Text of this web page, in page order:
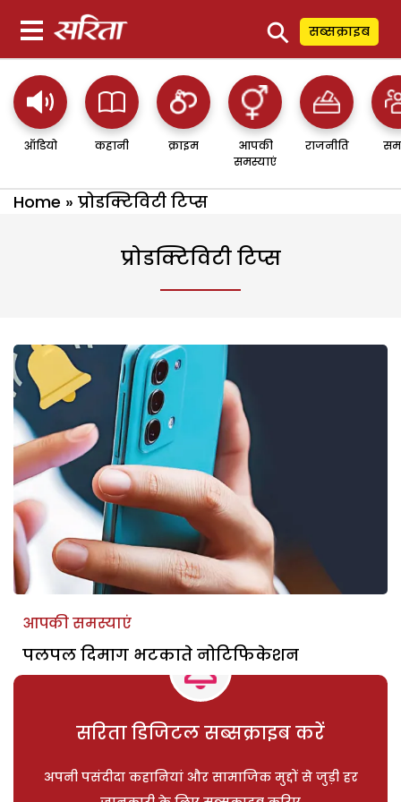
⚲ सब्सक्राइब
ऑडियो कहानी क्राइम
आपकी
समस्याएं
राजनीति
Home » प्रोडक्टिविटी टिप्स
प्रोडक्टिविटी टिप्स
आपकी समस्याएं
पलपल दिमाग भटकाते नोटिफिकेशन
सरिता डिजिटल सब्सक्राइब करें
अपनी पसंदीदा कहानियां और सामाजिक मुद्दों से जुड़ी हर